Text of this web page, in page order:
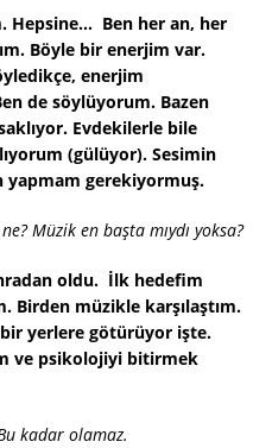
Hepsine… Ben her an, her
Böyle bir enerjim var.
enerjim
de söylüyorum. Bazen
Evdekilerle bile
(gülüyor). Sesimin
yapmam gerekiyormuş.
Müzik en başta mıydı yoksa?
oldu. İlk hedefim
müzikle karşılaştım.
yerlere götürüyor işte.
ve psikolojiyi bitirmek
kadar olamaz.